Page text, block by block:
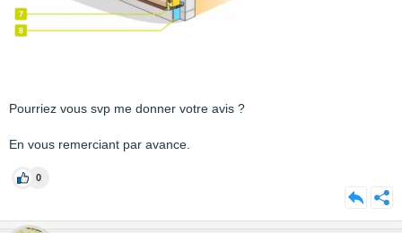
Pourriez vous svp me donner votre avis ?
En vous remerciant par avance.
0